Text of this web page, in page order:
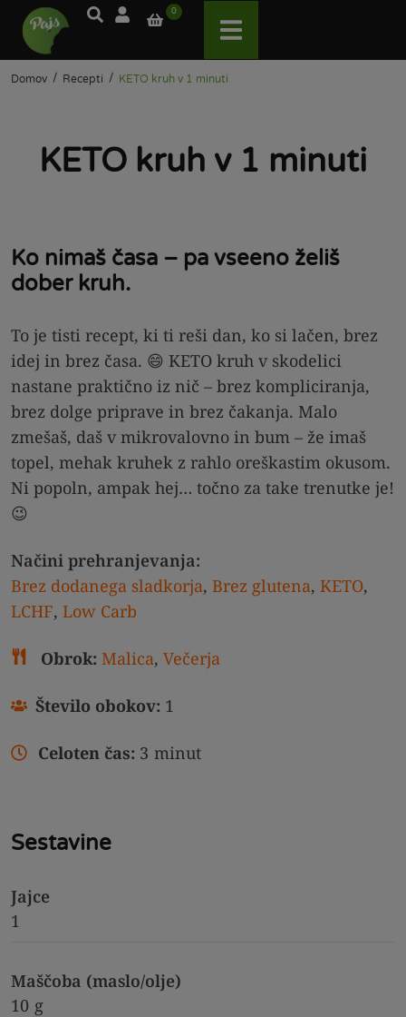
0
Domov / Recepti / KETO kruh v 1 minuti
KETO kruh v 1 minuti
Ko nimaš časa – pa vseeno želiš
dober kruh.
To je tisti recept, ki ti reši dan, ko si lačen, brez
idej in brez časa. 😄 KETO kruh v skodelici
nastane praktično iz nič – brez kompliciranja,
brez dolge priprave in brez čakanja. Malo
zmešaš, daš v mikrovalovno in bum – že imaš
topel, mehak kruhek z rahlo oreškastim okusom.
Ni popoln, ampak hej… točno za take trenutke je!
😉
Načini prehranjevanja:
Brez dodanega sladkorja, Brez glutena, KETO,
LCHF, Low Carb
Obrok: Malica, Večerja
Število obokov: 1
Celoten čas: 3 minut
Sestavine
Jajce
1
Maščoba (maslo/olje)
10 g